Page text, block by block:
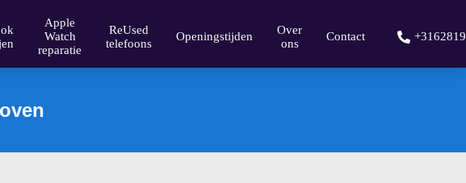
Apple
Watch
reparatie
ReUsed
telefoons
Openingstijden
Over
ons
Contact